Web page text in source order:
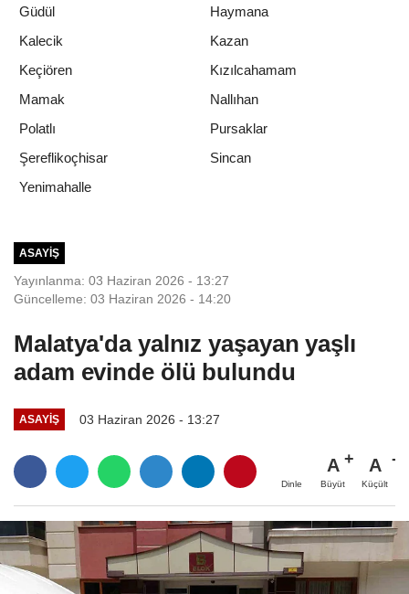
Güdül
Haymana
Kalecik
Kazan
Keçiören
Kızılcahamam
Mamak
Nallıhan
Polatlı
Pursaklar
Şereflikoçhisar
Sincan
Yenimahalle
ASAYIŞ
Yayınlanma: 03 Haziran 2026 - 13:27
Güncelleme: 03 Haziran 2026 - 14:20
Malatya'da yalnız yaşayan yaşlı
adam evinde ölü bulundu
ASAYIŞ 03 Haziran 2026 - 13:27
Dinle
A
Büyüt
A
Küçült